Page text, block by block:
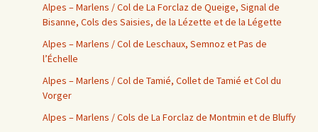
Alpes – Marlens / Col de La Forclaz de Queige, Signal de
Bisanne, Cols des Saisies, de la Lézette et de la Légette
Alpes – Marlens / Col de Leschaux, Semnoz et Pas de
l’Échelle
Alpes – Marlens / Col de Tamié, Collet de Tamié et Col du
Vorger
Alpes – Marlens / Cols de La Forclaz de Montmin et de Bluffy